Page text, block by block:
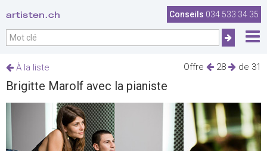
artisten.ch Conseils 034 533 34 35
Offre 28 de 31
À la liste
Brigitte Marolf avec la pianiste